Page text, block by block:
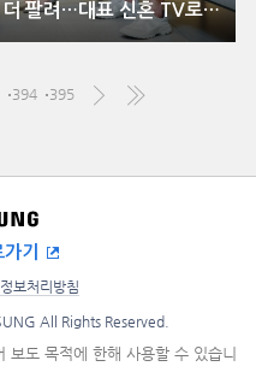
삼성 ‘더 프레임’, 전년 대비 4배 더 팔려…대표 신혼 TV로 자리매김
394 395
기
보처리방침
All Rights Reserved.
보도 목적에 한해 사용할 수 있습니